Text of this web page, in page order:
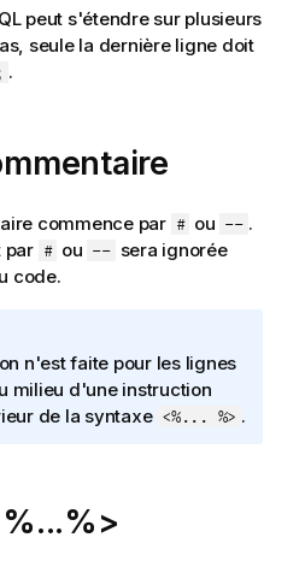
peut s'étendre sur plusieurs
seule la dernière ligne doit
.
commence par # ou -- .
par # ou -- sera ignorée
code.
n'est faite pour les lignes
milieu d'une instruction
de la syntaxe <%... %> .